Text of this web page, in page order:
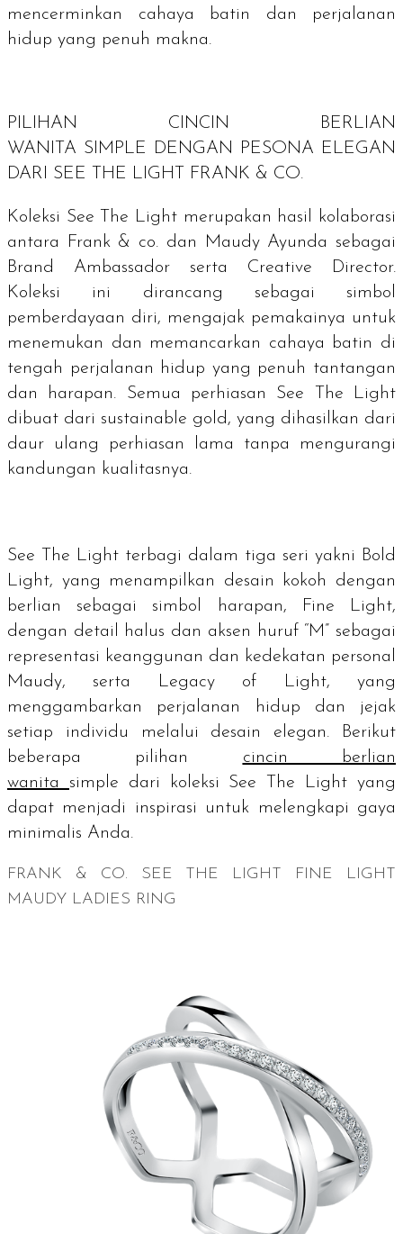
mencerminkan cahaya batin dan perjalanan
hidup yang penuh makna.
PILIHAN CINCIN BERLIAN
WANITA SIMPLE
DENGAN PESONA ELEGAN
DARI SEE THE LIGHT FRANK & CO.
Koleksi See The Light merupakan hasil kolaborasi
antara Frank & co. dan Maudy Ayunda sebagai
Brand Ambassador serta Creative Director.
Koleksi ini dirancang sebagai simbol
pemberdayaan diri, mengajak pemakainya untuk
menemukan dan memancarkan cahaya batin di
tengah perjalanan hidup yang penuh tantangan
dan harapan. Semua perhiasan See The Light
dibuat dari sustainable gold , yang dihasilkan dari
daur ulang perhiasan lama tanpa mengurangi
kandungan kualitasnya.
See The Light terbagi dalam tiga seri yakni Bold
Light, yang menampilkan desain kokoh dengan
berlian sebagai simbol harapan, Fine Light,
dengan detail halus dan aksen huruf “M” sebagai
representasi keanggunan dan kedekatan personal
Maudy, serta Legacy of Light, yang
menggambarkan perjalanan hidup dan jejak
setiap individu melalui desain elegan. Berikut
beberapa pilihan cincin berlian
wanita simple dari koleksi See The Light yang
dapat menjadi inspirasi untuk melengkapi gaya
minimalis Anda.
FRANK & CO. SEE THE LIGHT FINE LIGHT
MAUDY LADIES RING